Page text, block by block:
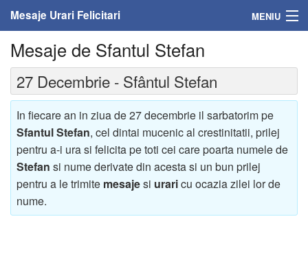
Mesaje Urari Felicitari MENIU
Home
Mesaje
Felicitari
Felicitari cu nume
Felicitari persoane
Felicitari personalizate
Mesaje de Sfantul Stefan
27 Decembrie - Sfântul Stefan
In fiecare an in ziua de 27 decembrie il sarbatorim pe
Sfantul Stefan, cel dintai mucenic al crestinitatii, prilej
pentru a-i ura si felicita pe toti cei care poarta numele de
Stefan si nume derivate din acesta si un bun prilej
pentru a le trimite mesajesi uraricu ocazia zilei lor de
nume.